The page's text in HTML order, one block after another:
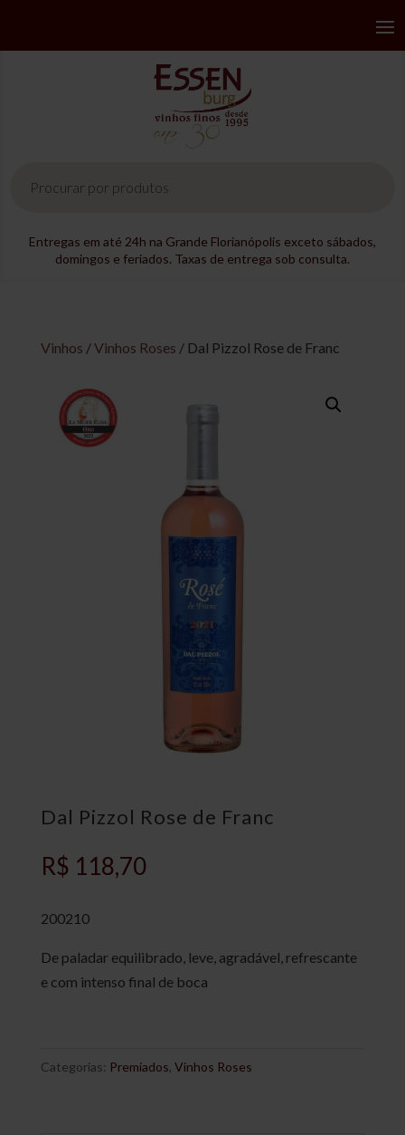
produtos
Entregas em até 24h na Grande Florianópolis exceto sábados,
domingos e feriados. Taxas de entrega sob consulta.
Vinhos /Vinhos Roses / Dal Pizzol Rose de Franc
Dal Pizzol Rose de Franc
R$ 118,70
200210
De paladar equilibrado, leve, agradável, refrescante
e com intenso final de boca
Categorias: Premiados, Vinhos Roses